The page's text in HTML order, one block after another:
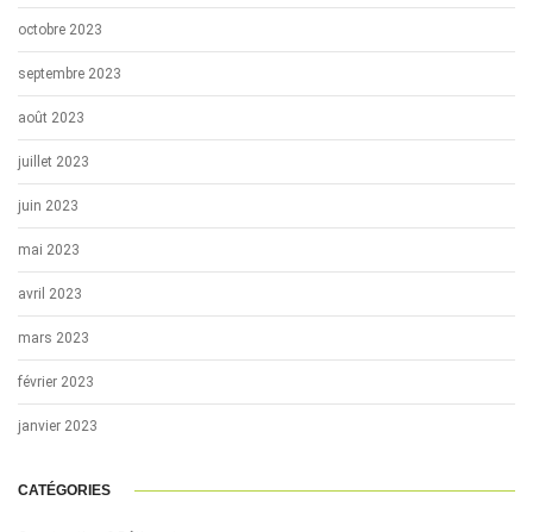
octobre 2023
septembre 2023
août 2023
juillet 2023
juin 2023
mai 2023
avril 2023
mars 2023
février 2023
janvier 2023
CATÉGORIES